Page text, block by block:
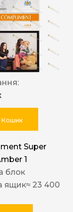
Super
1
блок
ящик≈ 23 400